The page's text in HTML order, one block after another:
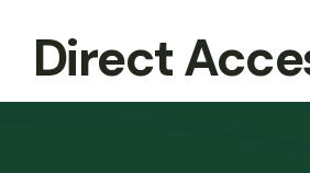
Direct